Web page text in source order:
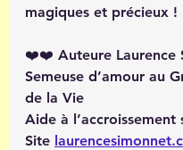
magiques et précieux !
❤️❤️ Auteure Laurence
Semeuse d’amour au
de la Vie
Aide à l’accroissement
Site